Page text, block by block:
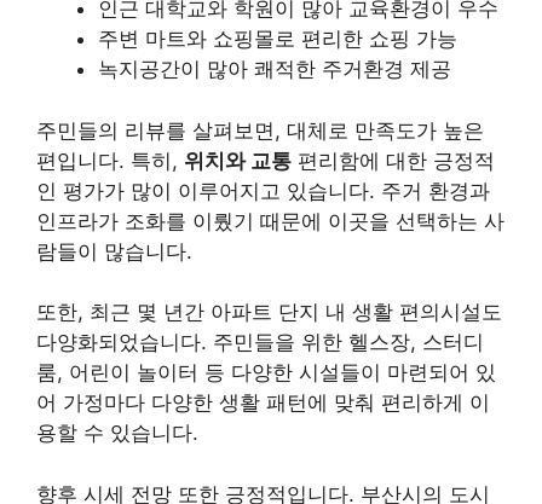
인근 대학교와 학원이 많아 교육환경이 우수
주변 마트와 쇼핑몰로 편리한 쇼핑 가능
녹지공간이 많아 쾌적한 주거환경 제공
주민들의 리뷰를 살펴보면, 대체로 만족도가 높은
편입니다. 특히, 위치와 교통 편리함에 대한 긍정적
인 평가가 많이 이루어지고 있습니다. 주거 환경과
인프라가 조화를 이뤘기 때문에 이곳을 선택하는 사
람들이 많습니다.
또한, 최근 몇 년간 아파트 단지 내 생활 편의시설도
다양화되었습니다. 주민들을 위한 헬스장, 스터디
룸, 어린이 놀이터 등 다양한 시설들이 마련되어 있
어 가정마다 다양한 생활 패턴에 맞춰 편리하게 이
용할 수 있습니다.
향후 시세 전망 또한 긍정적입니다. 부산시의 도시